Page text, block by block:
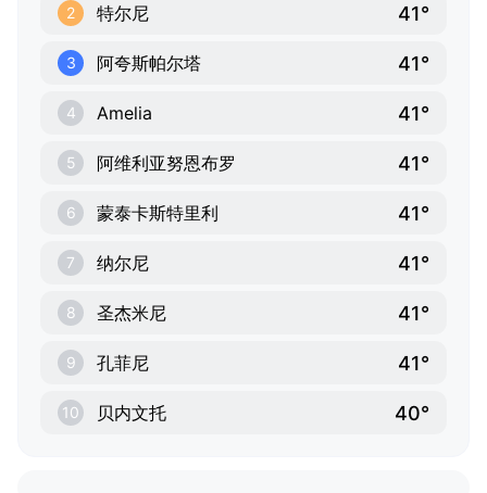
2 特尔尼 41°
3 阿夸斯帕尔塔 41°
4 Amelia 41°
5 阿维利亚努恩布罗 41°
6 蒙泰卡斯特里利 41°
7 纳尔尼 41°
8 圣杰米尼 41°
9 孔菲尼 41°
10 贝内文托 40°